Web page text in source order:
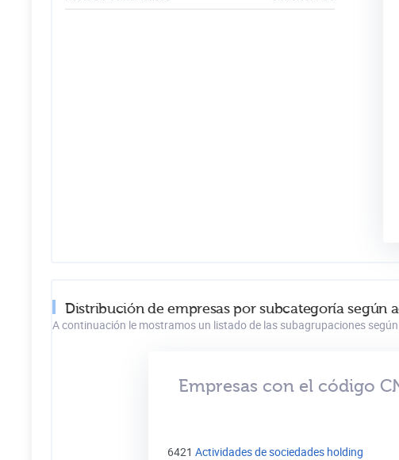
Distribución de empresas por subcategoría según
A continuación le mostramos un listado de las subagrupaciones
Empresas con el código
6421 Actividades de sociedades holding